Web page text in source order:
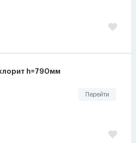
h=790мм
Перейти